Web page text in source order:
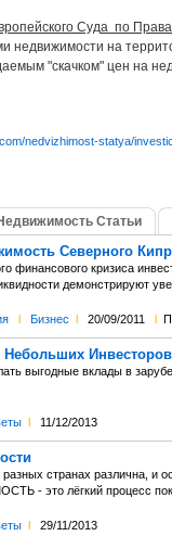
Суда по
недвижимости на
"скачком" цен на
nedvizhimost-statya/
Статьи
Северного
финансового кризиса
демонстрируют
l Бизнес l 20/09/2011 l
Инвесторов
выгодные вклады в
l 11/12/2013
странах различна, и
- это лёгкий процесс
l 29/11/2013